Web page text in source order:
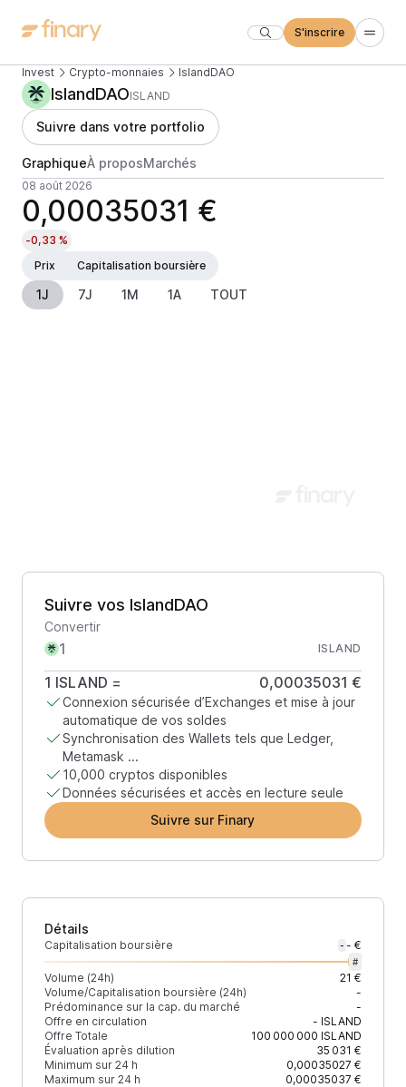
S'inscrire
Invest Crypto-monnaies IslandDAO
IslandDAOISLAND
Suivre dans votre portfolio
GraphiqueÀ proposMarchés
08 août 2026
0,00035031 €
-0,33 %
Prix
Capitalisation boursière
1J 7J 1M 1A TOUT
Suivre vos IslandDAO
Convertir
ISLAND
1 ISLAND = 0,00035031 €
Connexion sécurisée d’Exchanges et mise à jour
automatique de vos soldes
Synchronisation des Wallets tels que Ledger,
Metamask ...
10,000 cryptos disponibles
Données sécurisées et accès en lecture seule
Suivre sur Finary
Détails
Capitalisation boursière - - €
#
Volume (24h)
21 €
Volume/Capitalisation boursière (24h)
-
Prédominance sur la cap. du marché
-
Offre en circulation
- ISLAND
Offre Totale
100 000 000 ISLAND
Évaluation après dilution
35 031 €
Minimum sur 24 h
0,00035027 €
Maximum sur 24 h
0,00035037 €